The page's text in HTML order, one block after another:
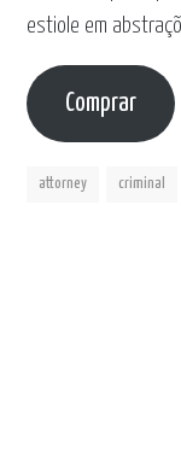
estiole em
Comprar
attorney criminal